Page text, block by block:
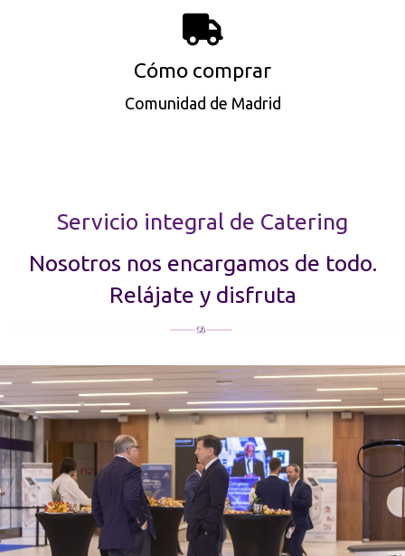
Cómo comprar
Comunidad de Madrid
Servicio integral de Catering
Nosotros nos encargamos de todo.
Relájate y disfruta